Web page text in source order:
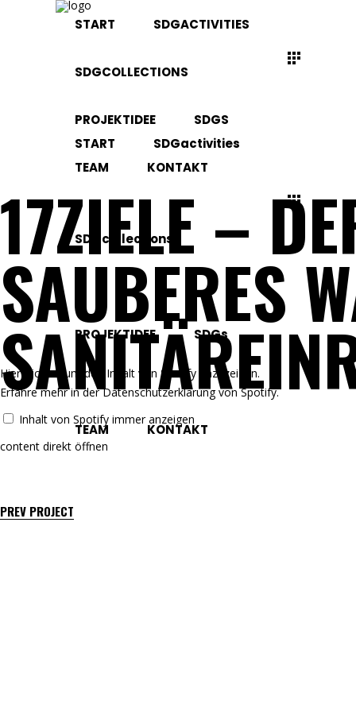
START SDGactivities
SDGcollections
PROJEKTIDEE SDGs
TEAM KONTAKT
START SDGACTIVITIES
SDGCOLLECTIONS
PROJEKTIDEE SDGS
TEAM KONTAKT
17ZIELE –
SAUBERES
Inhalt
von
Spotify
Hier klicken, um den Inhalt von Spotify anzuzeigen.
Erfahre mehr in derDatenschutzerklärung von Spotify.
Inhalt von Spotify immer anzeigen
content direkt öffnen
PREV PROJECT